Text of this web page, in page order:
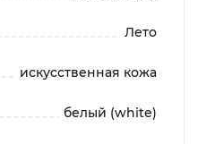
Лето
искусственная кожа
белый (white)